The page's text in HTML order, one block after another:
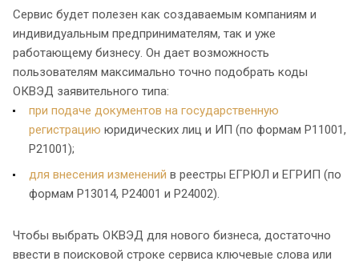
Сервис будет полезен как создаваемым компаниям и
индивидуальным предпринимателям, так и уже
работающему бизнесу. Он дает возможность
пользователям максимально точно подобрать коды
ОКВЭД заявительного типа:
при подаче документов на государственную
регистрацию юридических лиц и ИП (по формам Р11001,
Р21001);
для внесения изменений в реестры ЕГРЮЛ и ЕГРИП (по
формам Р13014, Р24001 и Р24002).
Чтобы выбрать ОКВЭД для нового бизнеса, достаточно
ввести в поисковой строке сервиса ключевые слова или